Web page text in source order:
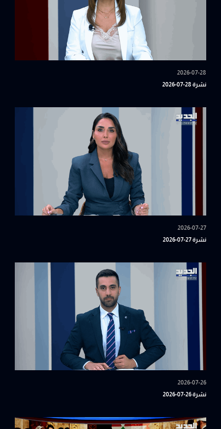
2026-07-28
نشرة 28-07-2026
2026-07-27
نشرة 27-07-2026
2026-07-26
نشرة 26-07-2026